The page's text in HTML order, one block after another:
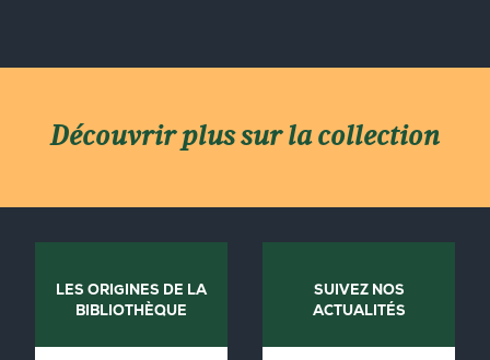
Découvrir plus sur la collection
LES ORIGINES DE LA
BIBLIOTHÈQUE
SUIVEZ NOS
ACTUALITÉS